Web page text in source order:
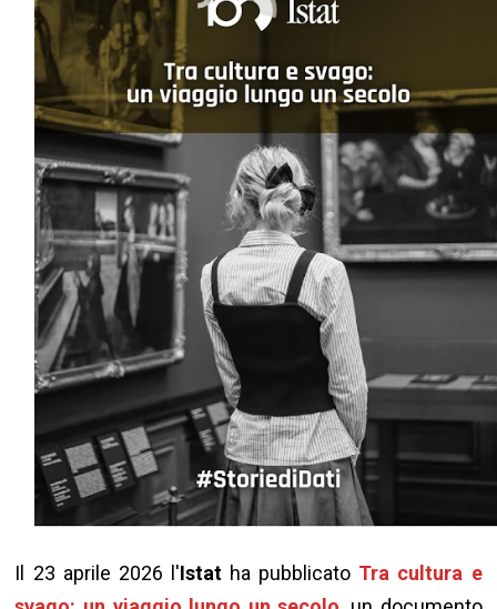
Il 23 aprile 2026 l'Istatha pubblicato Tra cultura e